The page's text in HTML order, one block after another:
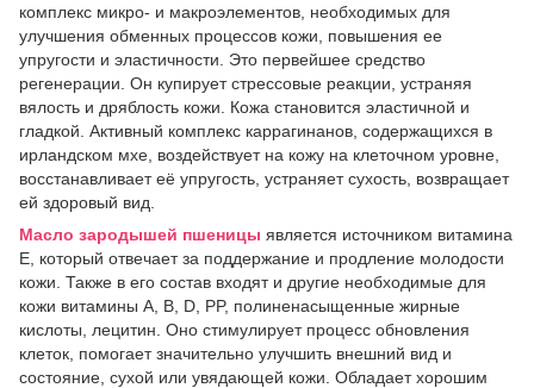
комплекс микро- и макроэлементов, необходимых для
улучшения обменных процессов кожи, повышения ее
упругости и эластичности. Это первейшее средство
регенерации. Он купирует стрессовые реакции, устраняя
вялость и дряблость кожи. Кожа становится эластичной и
гладкой. Активный комплекс каррагинанов, содержащихся в
ирландском мхе, воздействует на кожу на клеточном уровне,
восстанавливает её упругость, устраняет сухость, возвращает
ей здоровый вид.
Масло зародышей пшеницы является источником витамина
E, который отвечает за поддержание и продление молодости
кожи. Также в его состав входят и другие необходимые для
кожи витамины A, B, D, PP, полиненасыщенные жирные
кислоты, лецитин. Оно стимулирует процесс обновления
клеток, помогает значительно улучшить внешний вид и
состояние, сухой или увядающей кожи. Обладает хорошим